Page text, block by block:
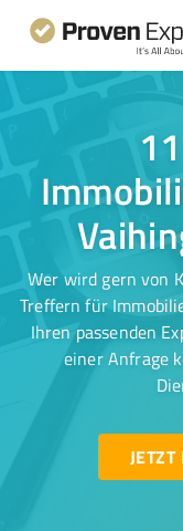
Wer wird gern von
Treffern für
Ihren passenden
einer Anfrage